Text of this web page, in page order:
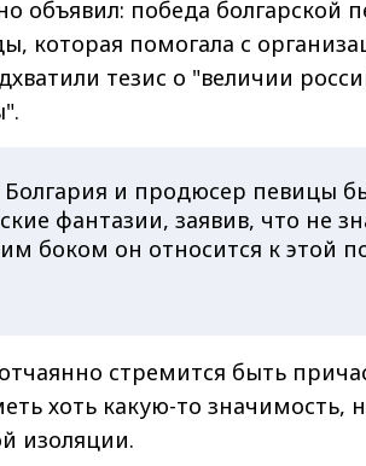
объявил: победа болгарской
которая помогала с
тезис о "величии
и продюсер певицы
фантазии, заявив, что не
боком он относится к этой
стремится быть
хоть какую-то значимость,
изоляции.